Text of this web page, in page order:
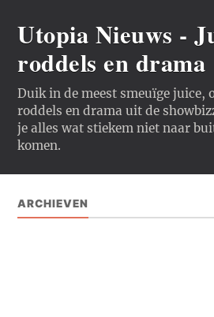
Utopia Nieuws -
roddels en drama
Duik in de meest smeuïge juice,
roddels en drama uit de
je alles wat stiekem niet naar
komen.
ARCHIEVEN